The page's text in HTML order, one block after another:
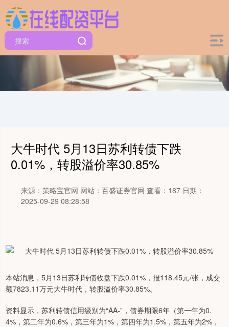
大牛时代 5月13日苏利转债下跌
0.01%，转股溢价率30.85%
来源：策略宝官网 网站：百盛证券官网 查看：187 日期：
2025-09-29 08:28:58
本站消息，5月13日苏利转债收盘下跌0.01%，报118.45元/张，成交
额7823.11万元大牛时代，转股溢价率30.85%。
资料显示，苏利转债信用级别为“AA-”，债券期限6年（第一年为0.
4%，第二年为0.6%，第三年为1%，第四年为1.5%，第五年为2%，